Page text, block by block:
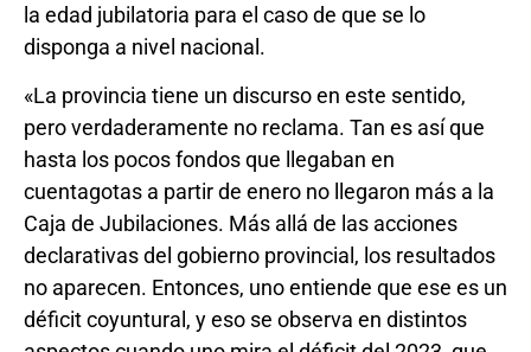
la edad jubilatoria para el caso de que se lo
disponga a nivel nacional.
«La provincia tiene un discurso en este sentido,
pero verdaderamente no reclama. Tan es así que
hasta los pocos fondos que llegaban en
cuentagotas a partir de enero no llegaron más a la
Caja de Jubilaciones. Más allá de las acciones
declarativas del gobierno provincial, los resultados
no aparecen. Entonces, uno entiende que ese es un
déficit coyuntural, y eso se observa en distintos